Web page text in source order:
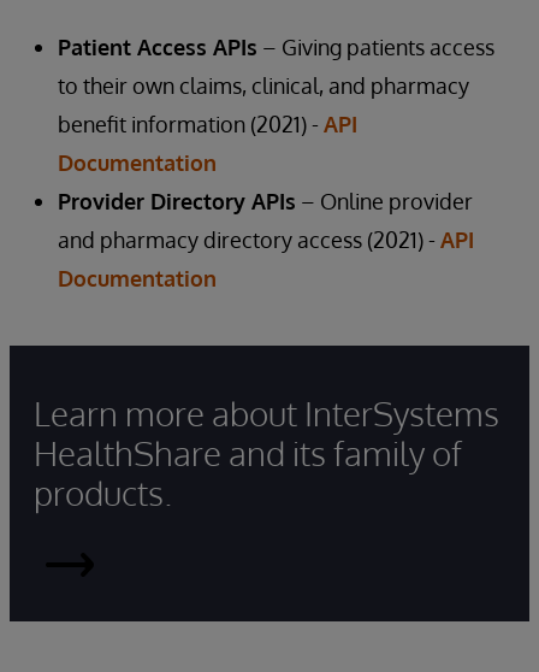
Patient Access APIs – Giving patients access
to their own claims, clinical, and pharmacy
benefit information (2021) - API
Documentation
Provider Directory APIs – Online provider
and pharmacy directory access (2021) - API
Documentation
Learn more about InterSystems
HealthShare and its family of
products.
HealthShare